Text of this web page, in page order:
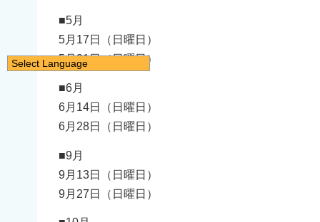
■5月
5月17日（日曜日）
5月31日（日曜日）
■6月
6月14日（日曜日）
6月28日（日曜日）
■9月
9月13日（日曜日）
9月27日（日曜日）
Select Language